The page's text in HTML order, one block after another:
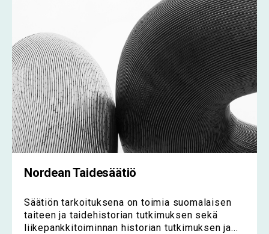
Nordean Taidesäätiö
Säätiön tarkoituksena on toimia suomalaisen
taiteen ja taidehistorian tutkimuksen sekä
liikepankkitoiminnan historian tutkimuksen ja...